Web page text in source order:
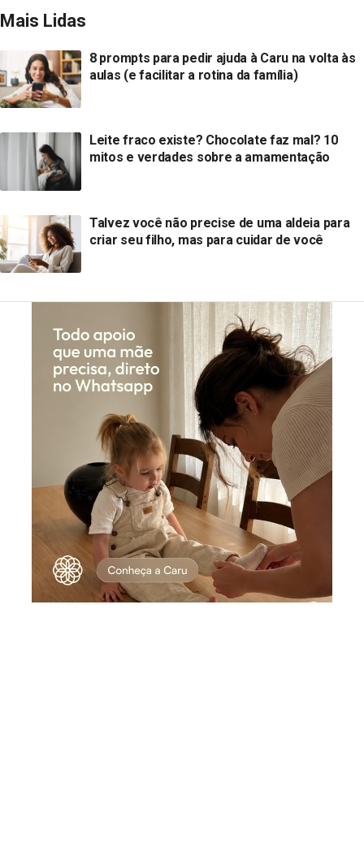
Mais Lidas
8 prompts para pedir ajuda à Caru na volta às
aulas (e facilitar a rotina da família)
Leite fraco existe? Chocolate faz mal? 10
mitos e verdades sobre a amamentação
Talvez você não precise de uma aldeia para
criar seu filho, mas para cuidar de você